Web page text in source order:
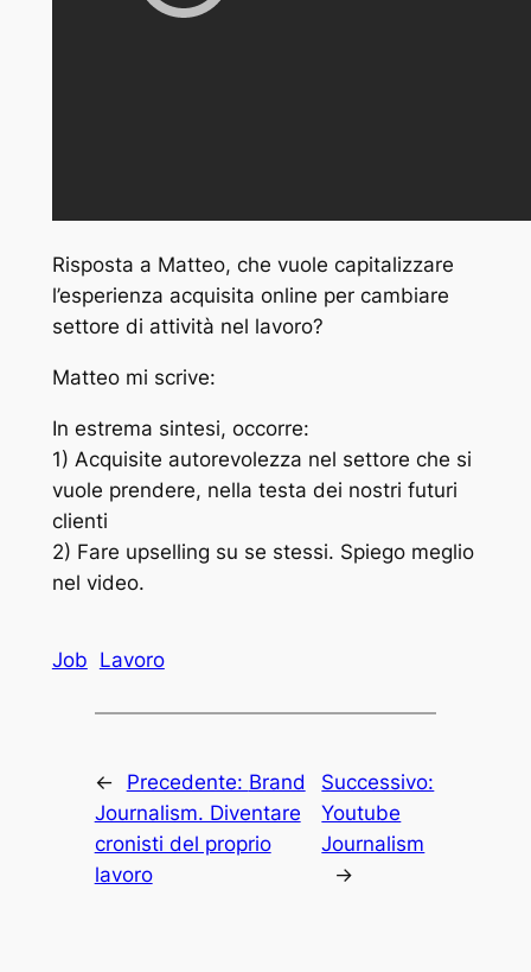
Risposta a Matteo, che vuole capitalizzare
l’esperienza acquisita online per cambiare
settore di attività nel lavoro?
Matteo mi scrive:
In estrema sintesi, occorre:
1) Acquisite autorevolezza nel settore che si
vuole prendere, nella testa dei nostri futuri
clienti
2) Fare upselling su se stessi. Spiego meglio
nel video.
Job Lavoro
← Precedente: Brand
Journalism. Diventare
cronisti del proprio
lavoro
Successivo:
Youtube
Journalism
→